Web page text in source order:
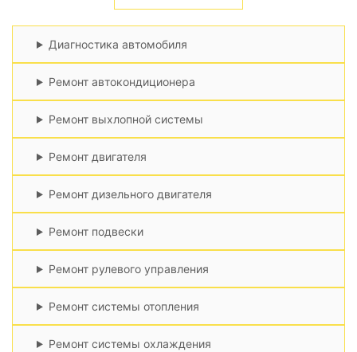
Диагностика автомобиля
Ремонт автокондиционера
Ремонт выхлопной системы
Ремонт двигателя
Ремонт дизельного двигателя
Ремонт подвески
Ремонт рулевого управления
Ремонт системы отопления
Ремонт системы охлаждения